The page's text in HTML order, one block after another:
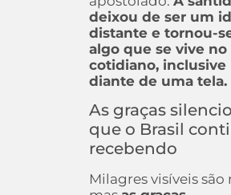
deixou de ser um
distante e tornou-
algo que se vive no
cotidiano, inclusive
diante de uma tela.
As graças
que o Brasil
recebendo
Milagres visíveis são